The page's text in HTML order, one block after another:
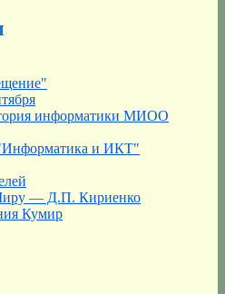
информатики МИОО
и ИКТ"
— Д.П. Кириенко
Кумир